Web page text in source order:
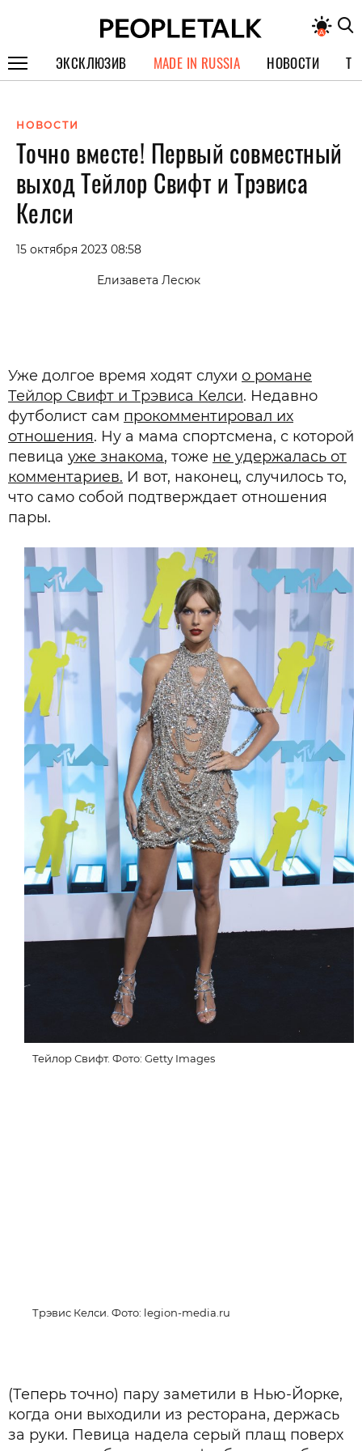
ЭКСКЛЮЗИВ
СПЕЦПРОЕКТЫ
ИНТЕРВЬЮ
ПОКОЛЕНИЕ
MADE IN RUSSIA НОВОСТИ
НОВОСТИ
Точно вместе! Первый совместный
выход Тейлор Свифт и Трэвиса
Келси
15 октября 2023 08:58
Елизавета Лесюк
Уже долгое время ходят слухи о романе
Тейлор Свифт и Трэвиса Келси. Недавно
футболист сам прокомментировал их
отношения. Ну а мама спортсмена, с которой
певица уже знакома, тоже не удержалась от
комментариев. И вот, наконец, случилось то,
что само собой подтверждает отношения
пары.
Тейлор Свифт. Фото: Getty Images
Трэвис Келси. Фото: legion-media.ru
(Теперь точно) пару заметили в Нью-Йорке,
когда они выходили из ресторана, держась
за руки. Певица надела серый плащ поверх